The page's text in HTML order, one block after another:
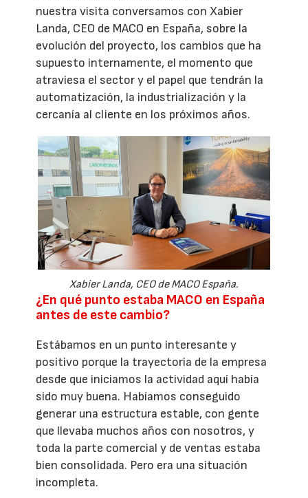
nuestra visita conversamos con Xabier
Landa, CEO de MACO en España, sobre la
evolución del proyecto, los cambios que ha
supuesto internamente, el momento que
atraviesa el sector y el papel que tendrán la
automatización, la industrialización y la
cercanía al cliente en los próximos años.
Xabier Landa, CEO de MACO España.
¿En qué punto estaba MACO en España
antes de este cambio?
Estábamos en un punto interesante y
positivo porque la trayectoria de la empresa
desde que iniciamos la actividad aquí había
sido muy buena. Habíamos conseguido
generar una estructura estable, con gente
que llevaba muchos años con nosotros, y
toda la parte comercial y de ventas estaba
bien consolidada. Pero era una situación
incompleta.